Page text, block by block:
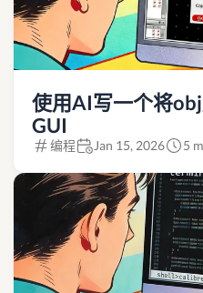
使用AI写一个将
GUI
编程 Jan 15, 2026 5